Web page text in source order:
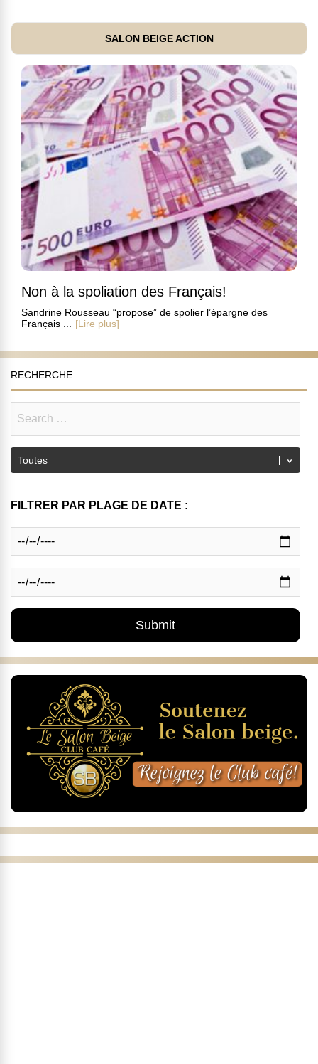
SALON BEIGE ACTION
Non à la spoliation des Français!
Sandrine Rousseau “propose” de spolier l’épargne des
Français ...
[Lire plus]
RECHERCHE
FILTRER PAR PLAGE DE DATE :